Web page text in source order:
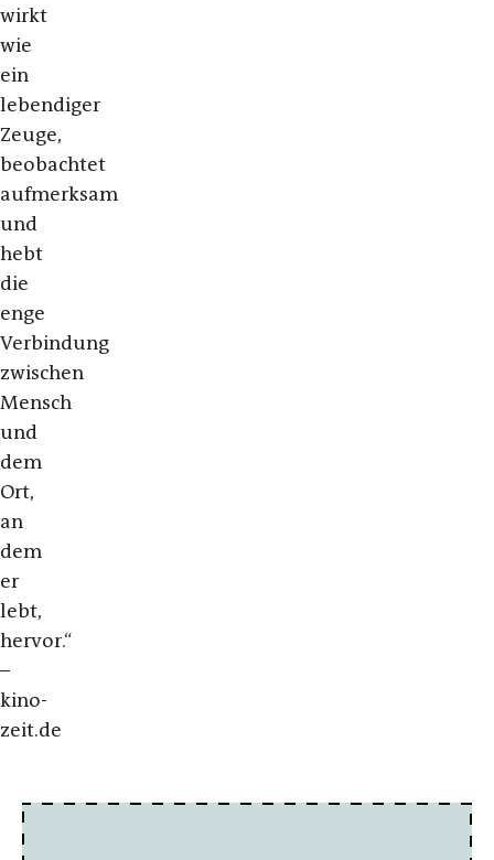
wirkt
wie
ein
lebendiger
Zeuge,
beobachtet
aufmerksam
und
hebt
die
enge
Verbindung
zwischen
Mensch
und
dem
Ort,
an
dem
er
lebt,
hervor.“
–
kino-
zeit.de